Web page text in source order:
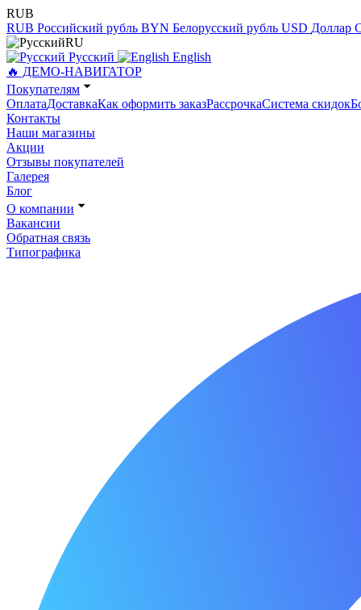
RUB
RUB Российский рубль BYN Белорусский рубль USD
RU
Русский
English
🔥 ДЕМО-НАВИГАТОР
Покупателям
ОплатаДоставкаКак оформить заказРассрочкаСистема скидок
Контакты
Наши магазины
Акции
Отзывы покупателей
Галерея
Блог
О компании
Вакансии
Обратная связь
Типографика